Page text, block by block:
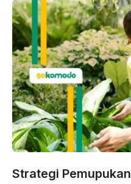
Strategi